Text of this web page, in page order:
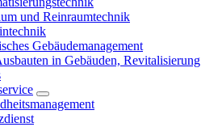
und Reinraumtechnik
Gebäudemanagement
in Gebäuden, Revitalisierung